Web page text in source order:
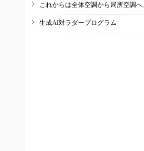
これからは全体空調から局所空調
生成AI対ラダープログラム